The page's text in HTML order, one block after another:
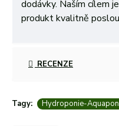
dodávky. Naším cílem
produkt kvalitně
RECENZE
Tagy: Hydroponie-